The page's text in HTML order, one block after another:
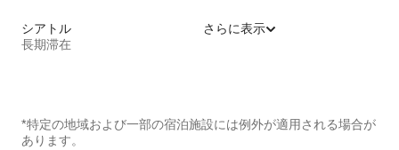
シアトル
長期滞在
さらに表示
*特定の地域および一部の宿泊施設には例外が適用される場合が
あります。